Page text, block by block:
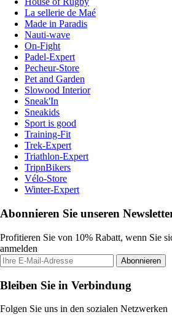
La sellerie de Maé
Made in Paradis
Nauti-wave
On-Fight
Padel-Expert
Pecheur-Store
Pet and Garden
Slowood Interior
Sneak'In
Sneakids
Sport is good
Training-Fit
Trek-Expert
Triathlon-Expert
TripnBikers
Vélo-Store
Winter-Expert
Abonnieren Sie unseren
Profitieren Sie von 10% Rabatt, wenn Sie
anmelden
Abonnieren
Bleiben Sie in Verbindung
Folgen Sie uns in den sozialen Netzwerken